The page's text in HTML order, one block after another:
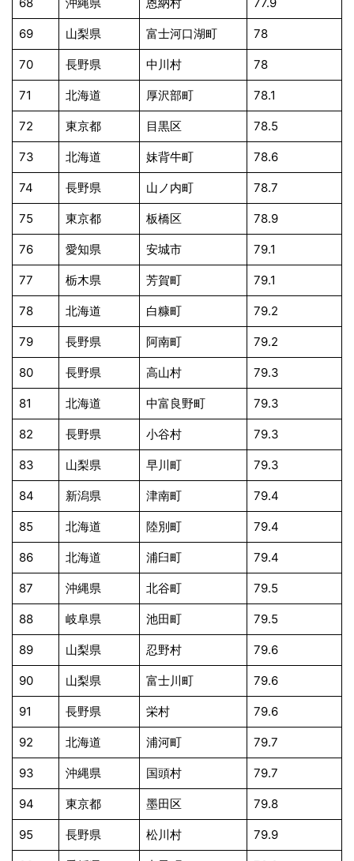
69 山梨県 富士河口湖町 78
70 長野県 中川村 78
71 北海道 厚沢部町 78.1
72 東京都 目黒区 78.5
73 北海道 妹背牛町 78.6
74 長野県 山ノ内町 78.7
75 東京都 板橋区 78.9
76 愛知県 安城市 79.1
77 栃木県 芳賀町 79.1
78 北海道 白糠町 79.2
79 長野県 阿南町 79.2
80 長野県 高山村 79.3
81 北海道 中富良野町 79.3
82 長野県 小谷村 79.3
83 山梨県 早川町 79.3
84 新潟県 津南町 79.4
85 北海道 陸別町 79.4
86 北海道 浦臼町 79.4
87 沖縄県 北谷町 79.5
88 岐阜県 池田町 79.5
89 山梨県 忍野村 79.6
90 山梨県 富士川町 79.6
91 長野県 栄村 79.6
92 北海道 浦河町 79.7
93 沖縄県 国頭村 79.7
94 東京都 墨田区 79.8
95 長野県 松川村 79.9